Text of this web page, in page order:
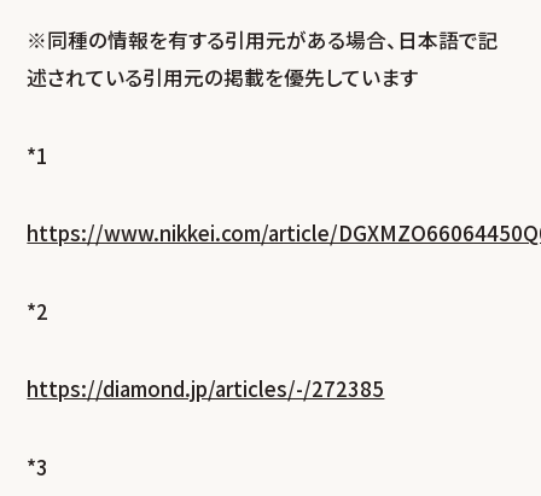
※同種の情報を有する引用元がある場合、日本語で記
述されている引用元の掲載を優先しています
*1
https://www.nikkei.com/article/
*2
https://diamond.jp/articles/-/272385
*3